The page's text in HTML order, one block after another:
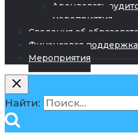
Арендовать
мероприятия
Сведения об
Финансовая поддержка
Мероприятия
Найти: